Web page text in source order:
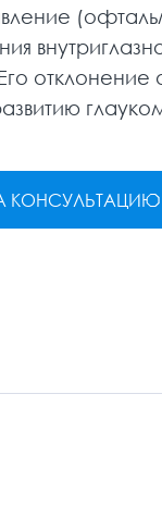
КОНСУЛЬТАЦИЮ